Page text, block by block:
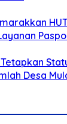
Desa